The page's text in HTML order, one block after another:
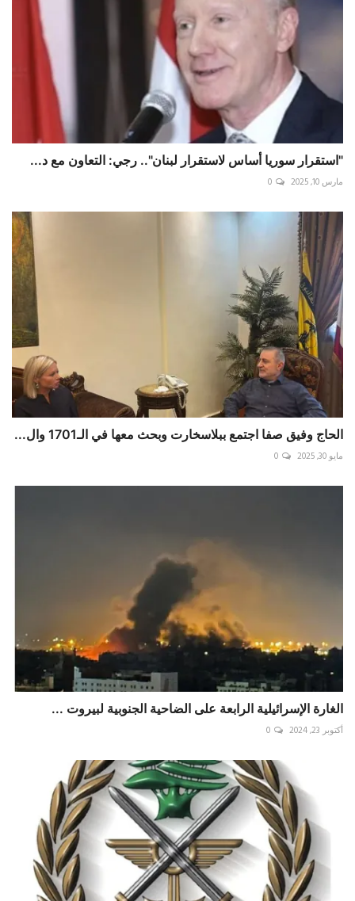
"استقرار سوريا أساس لاستقرار لبنان".. رجي: التعاون مع د...
مارس 10, 2025 0
الحاج وفيق صفا اجتمع ببلاسخارت وبحث معها في الـ1701 وال...
مايو 30, 2025 0
الغارة الإسرائيلية الرابعة على الضاحية الجنوبية لبيروت ...
أكتوبر 23, 2024 0